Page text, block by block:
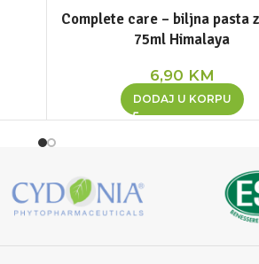
Complete care – biljna pasta
75ml Himalaya
6,90 KM
DODAJ U KORPU